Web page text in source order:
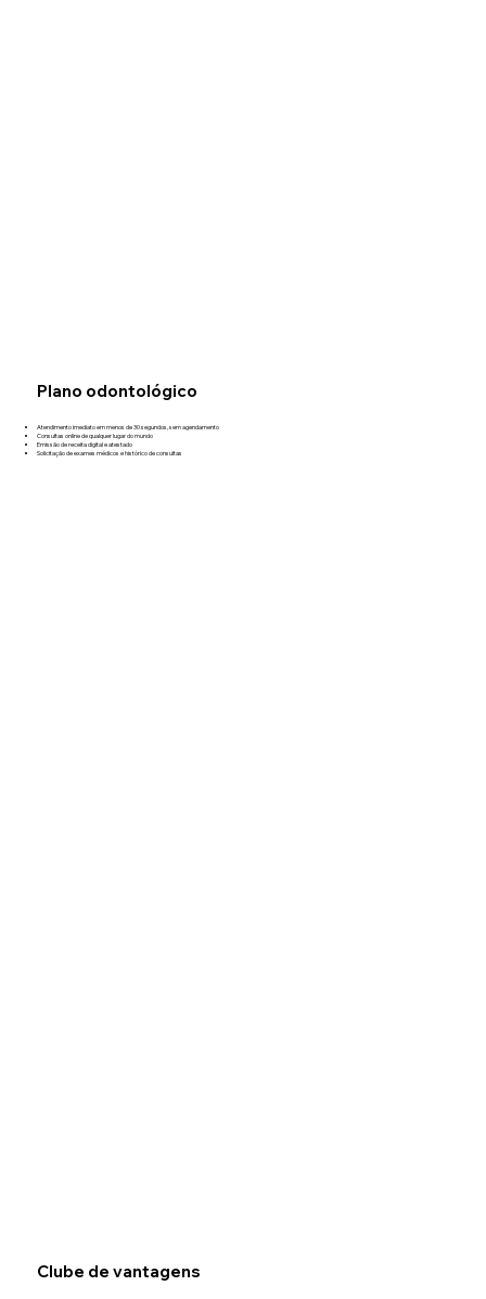
Plano odontológico
Atendimento imediato em menos de 30 segundos, sem agendamento
Consultas online de qualquer lugar do mundo
Emissão de receita digital e atestado
Solicitação de exames médicos e histórico de consultas
Clube de vantagens